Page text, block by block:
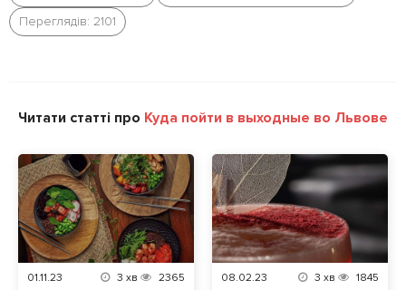
Переглядів: 2101
Читати статті про Куда пойти в выходные во Львове
01.11.23 3 хв 2365 08.02.23 3 хв 1845